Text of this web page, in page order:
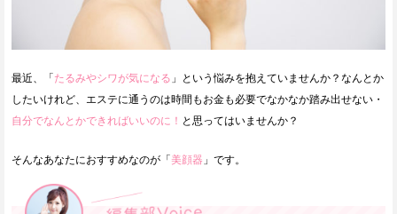
最近、「たるみやシワが気になる 」という悩みを抱えていませんか？なんとか
したいけれど、エステに通うのは時間もお金も必要でなかなか踏み出せない・
自分でなんとかできればいいのに！ と思ってはいませんか？
そんなあなたにおすすめなのが「美顔器 」です。